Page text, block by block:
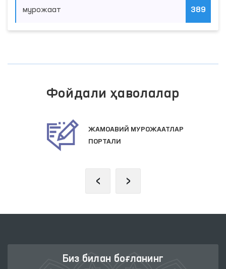
мурожаат 389
Фойдали ҳаволалар
ЖАМОАВИЙ МУРОЖААТЛАР
ПОРТАЛИ
‹ ›
Биз билан боғланинг